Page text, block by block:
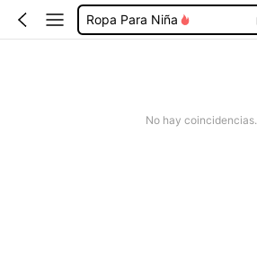
Ropa Para Niña
Vestidos Para Niñas
No hay coincidencias.